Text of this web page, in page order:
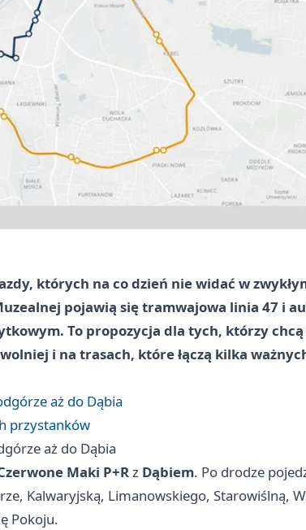
których na co dzień nie widać w
pojawią się tramwajowa linia 47 i
To propozycja dla tych, którzy chcą
i na trasach, które łączą kilka
aż do Dąbia
przystanków
aż do Dąbia
Maki P+Rz Dąbiem. Po drodze
Kalwaryjską, Limanowskiego, Starowiślną,
Pokoju.